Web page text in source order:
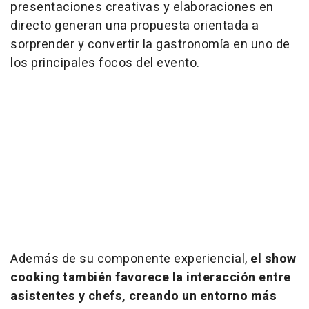
presentaciones creativas y elaboraciones en
directo generan una propuesta orientada a
sorprender y convertir la gastronomía en uno de
los principales focos del evento.
Además de su componente experiencial, el show
cooking también favorece la interacción entre
asistentes y chefs, creando un entorno más